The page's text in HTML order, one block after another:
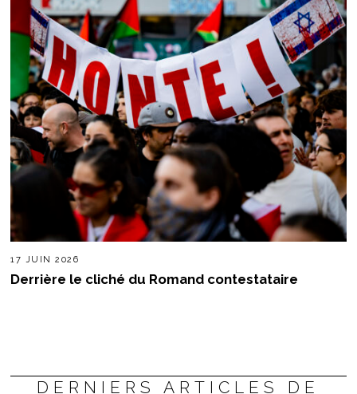
17 JUIN 2026
Derrière le cliché du Romand contestataire
DERNIERS ARTICLES DE